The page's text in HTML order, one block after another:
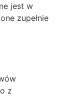
jest w
zupełnie
z